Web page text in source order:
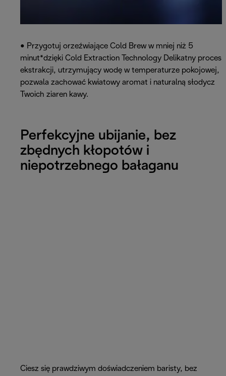
• Przygotuj orzeźwiające Cold Brew w mniej niż 5
minut*dzięki Cold Extraction Technology Delikatny proces
ekstrakcji, utrzymujący wodę w temperaturze pokojowej,
pozwala zachować kwiatowy aromat i naturalną słodycz
Twoich ziaren kawy.
Perfekcyjne ubijanie, bez
zbędnych kłopotów i
niepotrzebnego bałaganu
Ciesz się prawdziwym doświadczeniem baristy, bez